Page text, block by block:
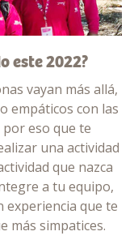
este 2022?
vayan más allá,
empáticos con las
eso que te
una actividad
que nazca
a tu equipo,
experiencia que te
más simpatices.